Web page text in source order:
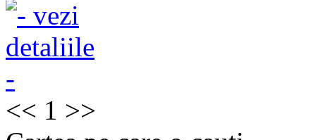
<< 1 >>